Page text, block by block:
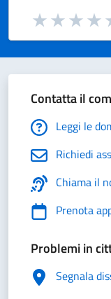
Valuta da 1 a 5
Valuta 3
Valuta 2
Valuta 1 stelle
Contatta il
Leggi le
Richiedi
Chiama il
Prenota
Problemi in
Segnala